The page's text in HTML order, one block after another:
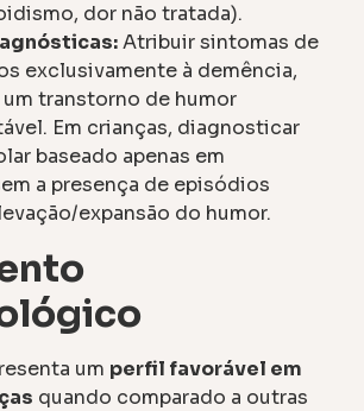
dor não tratada).
Atribuir sintomas de
exclusivamente à demência,
transtorno de humor
Em crianças, diagnosticar
baseado apenas em
a presença de episódios
expansão do humor.
um perfil favorável em
quando comparado a outras